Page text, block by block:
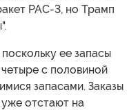
PAC-3, но Трамп
ее запасы
с половиной
запасами. Заказы
отстают на